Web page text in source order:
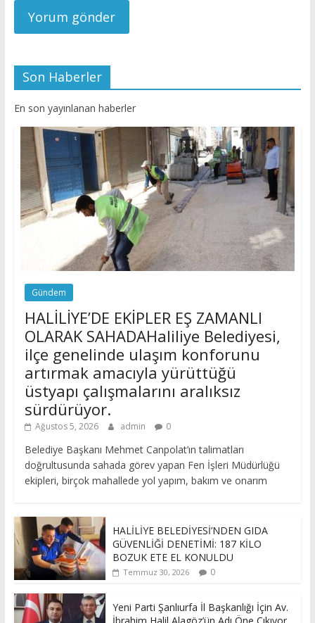
Son Haberler
En son yayınlanan haberler
Gündem
HALİLİYE’DE EKİPLER EŞ ZAMANLI
OLARAK SAHADAHaliliye Belediyesi,
ilçe genelinde ulaşım konforunu
artırmak amacıyla yürüttüğü
üstyapı çalışmalarını aralıksız
sürdürüyor.
Ağustos 5, 2026 admin 0
Belediye Başkanı Mehmet Canpolat’ın talimatları
doğrultusunda sahada görev yapan Fen İşleri Müdürlüğü
ekipleri, birçok mahallede yol yapım, bakım ve onarım
HALİLİYE BELEDİYESİ’NDEN GIDA
GÜVENLİĞİ DENETİMİ: 187 KİLO
BOZUK ETE EL KONULDU
Temmuz 30, 2026 0
Yeni Parti Şanlıurfa İl Başkanlığı İçin Av.